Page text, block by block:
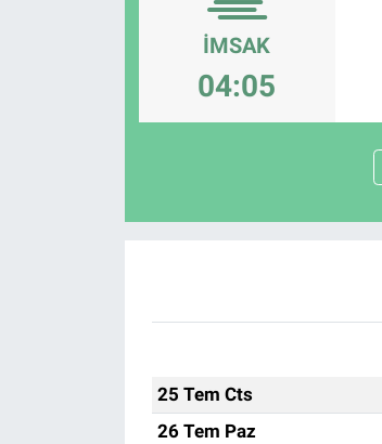
İMSAK
04:05
25 Tem Cts
26 Tem Paz